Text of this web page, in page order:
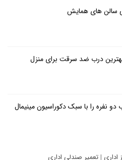
همایش
ضد سرقت برای منزل
سبک دکوراسیون مینیمال
صندلی اداری